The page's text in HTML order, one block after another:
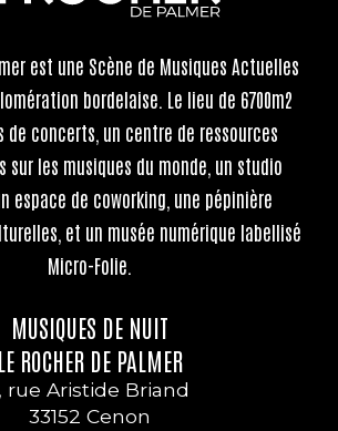
est une Scène de Musiques Actuelles
bordelaise. Le lieu de 6700m2
de concerts, un centre de ressources
sur les musiques du monde, un studio
espace de coworking, une pépinière
et un musée numérique labellisé
Micro-Folie.
MUSIQUES DE NUIT
LE ROCHER DE PALMER
rue Aristide Briand
33152 Cenon